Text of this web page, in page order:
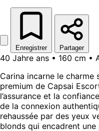
Enregistrer Partager
40 Jahre ans • 160 cm •
Carina incarne le
premium de Capsai
l’assurance et la
de la connexion
rehaussée par des yeux
blonds qui encadrent